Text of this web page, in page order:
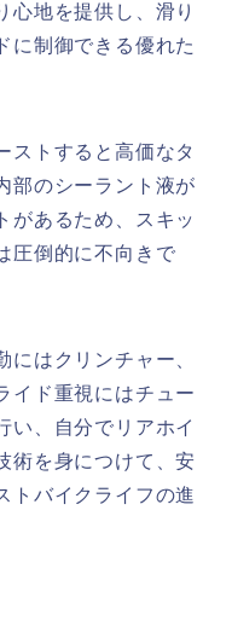
心地を提供し、滑り
に制御できる優れた
ストすると高価なタ
部のシーラント液が
があるため、スキッ
圧倒的に不向きで
にはクリンチャー、
イド重視にはチュー
い、自分でリアホイ
術を身につけて、安
トバイクライフの進